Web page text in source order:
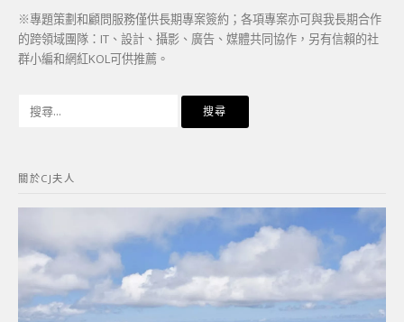
※專題策劃和顧問服務僅供長期專案簽約；各項專案亦可與我長期合作
的跨領域團隊：IT、設計、攝影、廣告、媒體共同協作，另有信賴的社
群小編和網紅KOL可供推薦。
字:
關於CJ夫人